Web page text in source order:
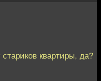
квартиры, да?